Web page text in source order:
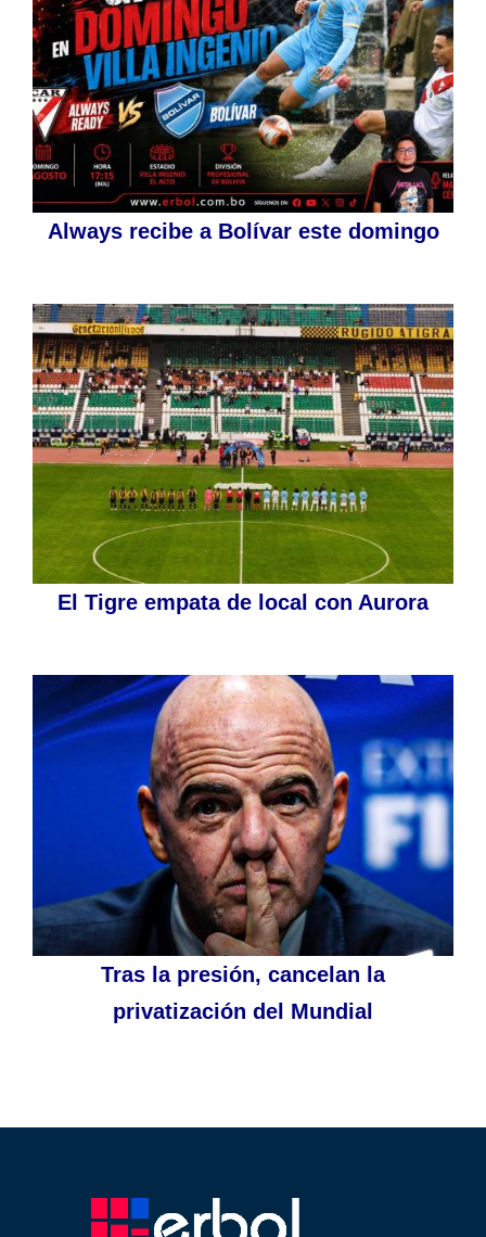
Always recibe a Bolívar este domingo
El Tigre empata de local con Aurora
Tras la presión, cancelan la
privatización del Mundial